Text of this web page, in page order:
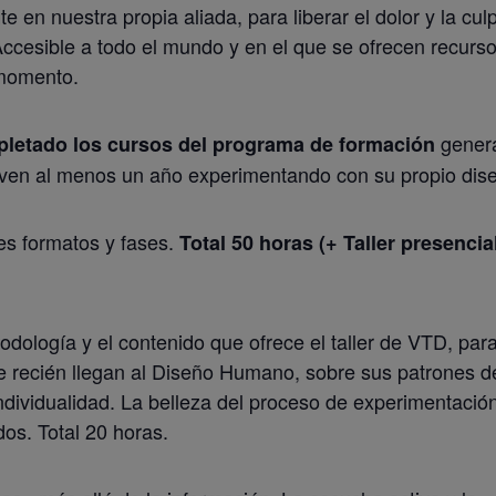
en nuestra propia aliada, para liberar el dolor y la
a todo el mundo y en el que se ofrecen
los cursos del programa de formación
al menos un año experimentando con su propio
formatos y fases.Total 50 horas (+ Taller
y el contenido que ofrece el taller de VTD,
llegan al Diseño Humano, sobre sus patrones
La belleza del proceso de
Total 20 horas.